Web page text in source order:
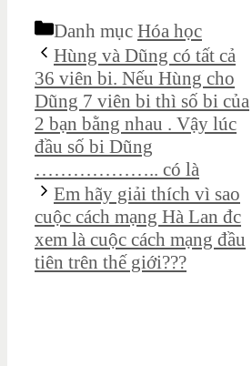
Danh mục Hóa học
Hùng và Dũng có tất cả
36 viên bi. Nếu Hùng cho
Dũng 7 viên bi thì số bi của
2 bạn bằng nhau . Vậy lúc
đầu số bi Dũng
……………….. có là
Em hãy giải thích vì sao
cuộc cách mạng Hà Lan đc
xem là cuộc cách mạng đầu
tiên trên thế giới???